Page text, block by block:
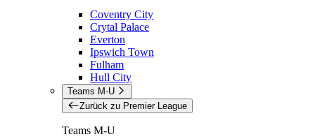
Coventry City
Crytal Palace
Everton
Ipswich Town
Fulham
Hull City
Teams M-U
Zurück zu Premier League
Teams M-U